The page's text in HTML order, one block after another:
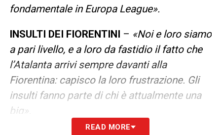
fondamentale in Europa League».
INSULTI DEI FIORENTINI – «Noi e loro siamo
a pari livello, e a loro da fastidio il fatto che
l’Atalanta arrivi sempre davanti alla
Fiorentina: capisco la loro frustrazione. Gli
insulti fanno parte di chi è attualmente una
big».
READ MORE